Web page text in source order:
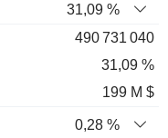
31,09 %
490 731 040
31,09 %
199 M $
0,28 %